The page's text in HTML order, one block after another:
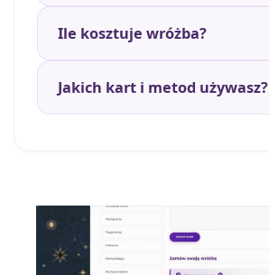
Ile kosztuje wróżba?
Jakich kart i metod używasz?